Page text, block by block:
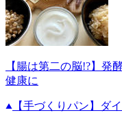
【腸は第二の脳!?】発
健康に
【手づくりパン】ダ